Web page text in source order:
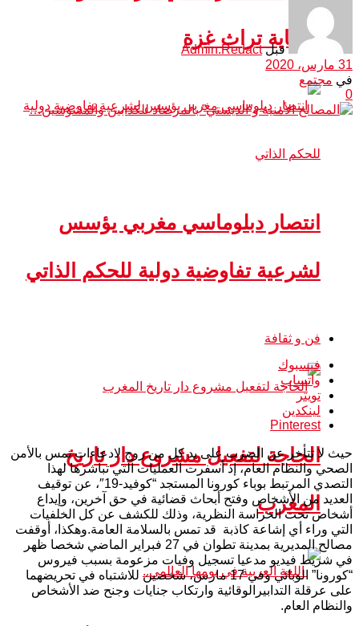
لحماية تراث غزة
انتصار دبلوماسي مغربي يؤسس
لشرعية تفاوضية دولية للحكم الذاتي
فن و ثقافة
الحاجة لتفعيل مشروع دار تاريخ
المغرب
قبل Admin.Redact
31 مارس، 2020
في مجتمع
0
فيسبوك
واتساب
تويتر
لينكدين
Pinterest
حيث لا تتأخر عن الضرب على يد كل من روج لادعاءات تمس بالأمن
الصحي والنظام العام، إذ أسفرت العمليات التي تباشرها لهذا
التصدي المرتبط بوباء كورونا المستجد “كوفيد-19″، عن توقيف
العديد من الأشخاص وفتح أبحاث قضائية في حق آخرين، وإيداع
أشخاص تحت الحراسة النظرية، وذلك للكشف عن كل الخلفيات
التي وراء أي إشاعة كاذبة قد تمس بالسلامة العامة.وهكذا، أوقفت
مصالح المديرية بمدينة تطوان في 27 فبراير الماضي شخصا ظهر
في شريط فيديو مدعيا تسجيل وفيات مزعومة بسبب فيروس
“كورونا” الوبائي وفي 17 مارس، شخصين للاشتباه في تحريضهما
على عرقلة التدابيرالوقائية وارتكاب جنايات وجنح ضد الأشخاص
والنظام العام.